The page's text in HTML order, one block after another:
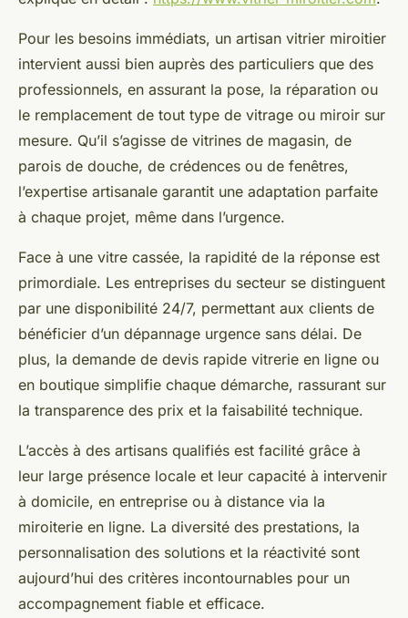
Pour les besoins immédiats, un artisan vitrier miroitier
intervient aussi bien auprès des particuliers que des
professionnels, en assurant la pose, la réparation ou
le remplacement de tout type de vitrage ou miroir sur
mesure. Qu’il s’agisse de vitrines de magasin, de
parois de douche, de crédences ou de fenêtres,
l’expertise artisanale garantit une adaptation parfaite
à chaque projet, même dans l’urgence.
Face à une vitre cassée, la rapidité de la réponse est
primordiale. Les entreprises du secteur se distinguent
par une disponibilité 24/7, permettant aux clients de
bénéficier d’un dépannage urgence sans délai. De
plus, la demande de devis rapide vitrerie en ligne ou
en boutique simplifie chaque démarche, rassurant sur
la transparence des prix et la faisabilité technique.
L’accès à des artisans qualifiés est facilité grâce à
leur large présence locale et leur capacité à intervenir
à domicile, en entreprise ou à distance via la
miroiterie en ligne. La diversité des prestations, la
personnalisation des solutions et la réactivité sont
aujourd’hui des critères incontournables pour un
accompagnement fiable et efficace.